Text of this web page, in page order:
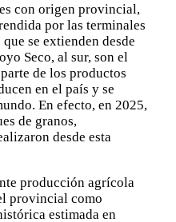
con origen provincial,
por las terminales
se extienden desde
Seco, al sur, son el
de los productos
en el país y se
En efecto, en 2025,
de granos,
desde esta
producción agrícola
provincial como
estimada en